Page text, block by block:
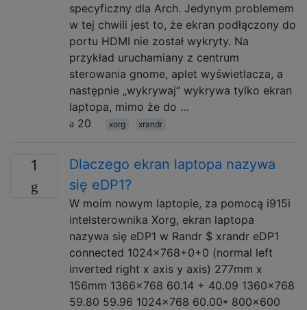
specyficzny dla Arch. Jedynym problemem
w tej chwili jest to, że ekran podłączony do
portu HDMI nie został wykryty. Na
przykład uruchamiany z centrum
sterowania gnome, aplet wyświetlacza, a
następnie „wykrywaj” wykrywa tylko ekran
laptopa, mimo że do …
20
xorg xrandr
1
Dlaczego ekran laptopa nazywa
się eDP1?
W moim nowym laptopie, za pomocą i915i
intelsterownika Xorg, ekran laptopa
nazywa się eDP1 w Randr $ xrandr eDP1
connected 1024x768+0+0 (normal left
inverted right x axis y axis) 277mm x
156mm 1366x768 60.14 + 40.09 1360x768
59.80 59.96 1024x768 60.00* 800x600